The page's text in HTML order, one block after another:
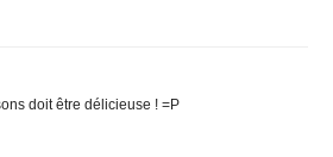
doit être délicieuse ! =P